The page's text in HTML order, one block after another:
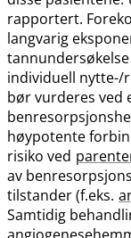
rapportert.
langvarig
individuell nytte-​/​
bør vurderes ved
høypotente
risiko ved
av
tilstander (f.eks.
Samtidig